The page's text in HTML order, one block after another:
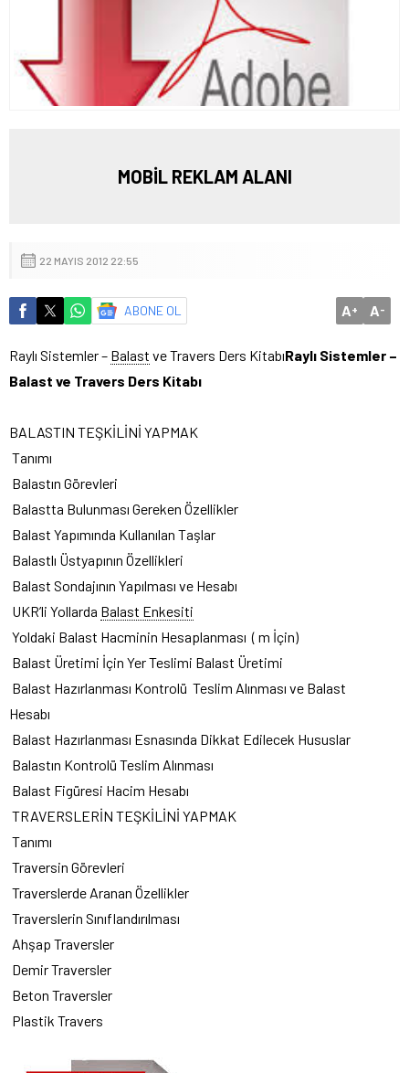
MOBİL REKLAM ALANI
22 MAYIS 2012 22:55
ABONE OL A+ A-
Raylı Sistemler – Balast ve Travers Ders KitabıRaylı Sistemler –
Balast ve Travers Ders Kitabı
BALASTIN TEŞKİLİNİ YAPMAK
Tanımı
Balastın Görevleri
Balastta Bulunması Gereken Özellikler
Balast Yapımında Kullanılan Taşlar
Balastlı Üstyapının Özellikleri
Balast Sondajının Yapılması ve Hesabı
UKR’li Yollarda Balast Enkesiti
Yoldaki Balast Hacminin Hesaplanması ( m İçin)
Balast Üretimi İçin Yer Teslimi Balast Üretimi
Balast Hazırlanması Kontrolü Teslim Alınması ve Balast
Hesabı
Balast Hazırlanması Esnasında Dikkat Edilecek Hususlar
Balastın Kontrolü Teslim Alınması
Balast Figüresi Hacim Hesabı
TRAVERSLERİN TEŞKİLİNİ YAPMAK
Tanımı
Traversin Görevleri
Traverslerde Aranan Özellikler
Traverslerin Sınıflandırılması
Ahşap Traversler
Demir Traversler
Beton Traversler
Plastik Travers